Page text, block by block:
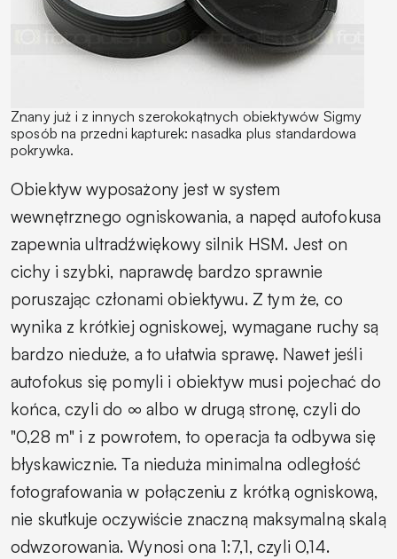
Znany już i z innych szerokokątnych obiektywów Sigmy
sposób na przedni kapturek: nasadka plus standardowa
pokrywka.
Obiektyw wyposażony jest w system
wewnętrznego ogniskowania, a napęd autofokusa
zapewnia ultradźwiękowy silnik HSM. Jest on
cichy i szybki, naprawdę bardzo sprawnie
poruszając członami obiektywu. Z tym że, co
wynika z krótkiej ogniskowej, wymagane ruchy są
bardzo nieduże, a to ułatwia sprawę. Nawet jeśli
autofokus się pomyli i obiektyw musi pojechać do
końca, czyli do ∞ albo w drugą stronę, czyli do
"0,28 m" i z powrotem, to operacja ta odbywa się
błyskawicznie. Ta nieduża minimalna odległość
fotografowania w połączeniu z krótką ogniskową,
nie skutkuje oczywiście znaczną maksymalną skalą
odwzorowania. Wynosi ona 1:7,1, czyli 0,14.